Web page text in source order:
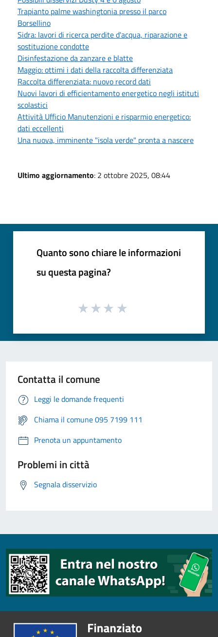
Trapianto palme washingtonia presso il parco
Borsellino
Sidra: lavori di ricerca perdite d'acqua, riparazione e
sostituzione condotte
Disinfestazione da zanzare e blatte
Maggio: ottimi i dati della raccolta differenziata
Raccolta differenziata: nuovo record dati
Nuovi lavori di efficientamento energetico negli istituti
scolastici
Attività Ufficio Manutenzioni e risparmio energetico:
dati eccellenti
Una nuova, imminente "isola verde" pronta a nascere
Ultimo aggiornamento: 2 ottobre 2025, 08:44
Quanto sono chiare le informazioni
su questa pagina?
Contatta il comune
Leggi le domande frequenti
Chiama il comune 095 7199 111
Prenota un appuntamento
Problemi in città
Segnala disservizio